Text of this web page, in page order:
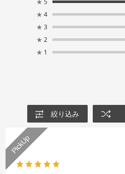
★ 4
★ 3
★ 2
★ 1
絞り込み